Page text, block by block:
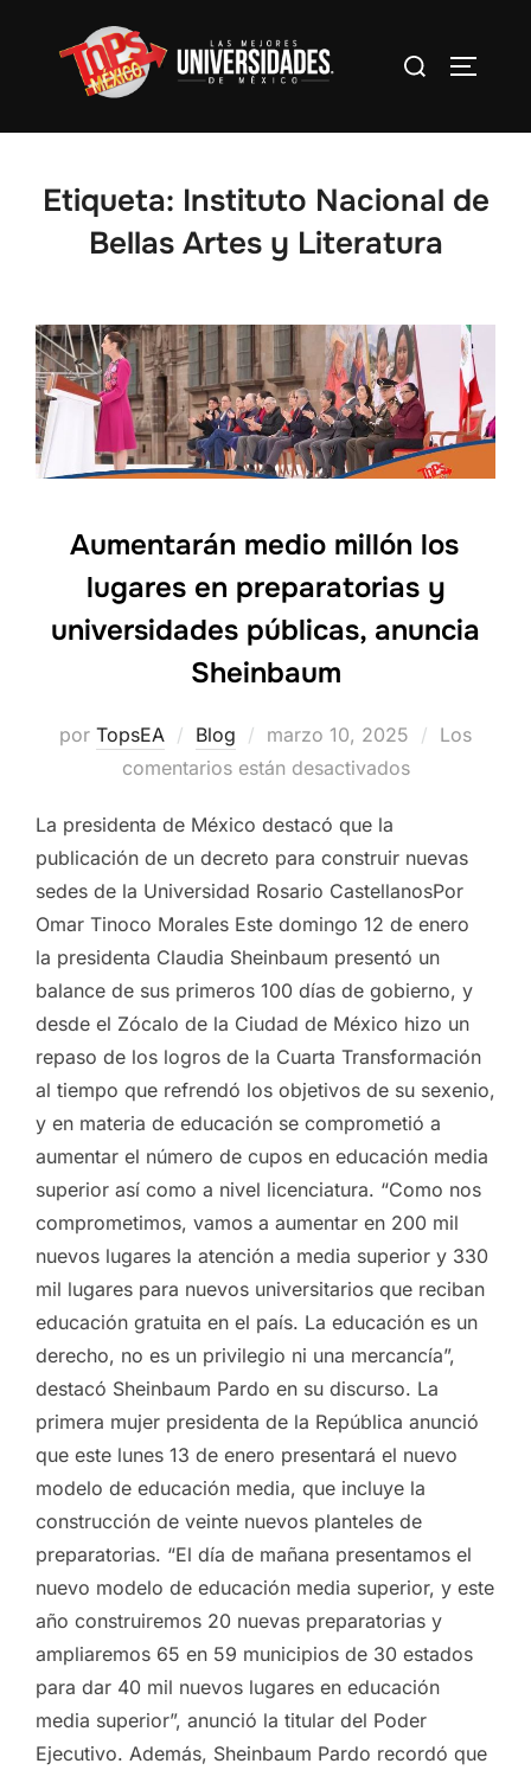
contenido
Buscar:
Etiqueta: Instituto Nacional de
Bellas Artes y Literatura
Aumentarán medio millón los
lugares en preparatorias y
universidades públicas, anuncia
Sheinbaum
por TopsEA Blog
Publicado
el
marzo 10, 2025
Los
comentarios están desactivados
La presidenta de México destacó que la
publicación de un decreto para construir nuevas
sedes de la Universidad Rosario CastellanosPor
Omar Tinoco Morales Este domingo 12 de enero
la presidenta Claudia Sheinbaum presentó un
balance de sus primeros 100 días de gobierno, y
desde el Zócalo de la Ciudad de México hizo un
repaso de los logros de la Cuarta Transformación
al tiempo que refrendó los objetivos de su sexenio,
y en materia de educación se comprometió a
aumentar el número de cupos en educación media
superior así como a nivel licenciatura. “Como nos
comprometimos, vamos a aumentar en 200 mil
nuevos lugares la atención a media superior y 330
mil lugares para nuevos universitarios que reciban
educación gratuita en el país. La educación es un
derecho, no es un privilegio ni una mercancía”,
destacó Sheinbaum Pardo en su discurso. La
primera mujer presidenta de la República anunció
que este lunes 13 de enero presentará el nuevo
modelo de educación media, que incluye la
construcción de veinte nuevos planteles de
preparatorias. “El día de mañana presentamos el
nuevo modelo de educación media superior, y este
año construiremos 20 nuevas preparatorias y
ampliaremos 65 en 59 municipios de 30 estados
para dar 40 mil nuevos lugares en educación
media superior”, anunció la titular del Poder
Ejecutivo. Además, Sheinbaum Pardo recordó que